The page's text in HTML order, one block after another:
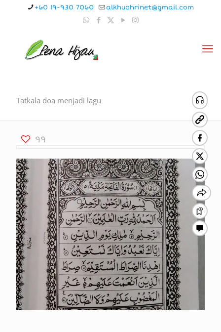
+60 19-930 7060 alkhudhrinet@gmail.com
Tatkala doa menjadi lagu
99